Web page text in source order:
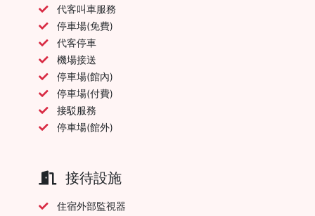
代客叫車服務
停車場(免費)
代客停車
機場接送
停車場(館內)
停車場(付費)
接駁服務
停車場(館外)
接待設施
住宿外部監視器